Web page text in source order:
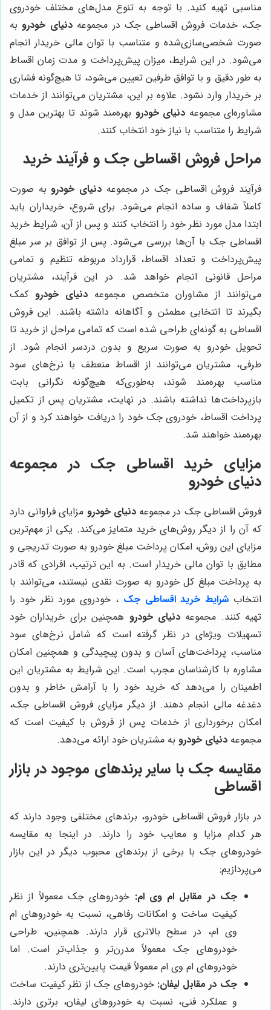
مناسبی تهیه کنید. با توجه به تنوع مدل‌های مختلف خودروی
جک، خدمات فروش اقساطی جک در مجموعهدنیای خودرو به
صورت شخصی‌سازی‌شده و متناسب با توان مالی خریدار انجام
می‌شود. در این شرایط، میزان پیش‌پرداخت و مدت زمان اقساط
به طور دقیق و با توافق طرفین تعیین می‌شود، تا هیچ‌گونه فشاری
بر خریدار وارد نشود. علاوه بر این، مشتریان می‌توانند از خدمات
مشاوره‌ای مجموعه دنیای خودرو بهره‌مند شوند تا بهترین مدل و
شرایط را متناسب با نیاز خود انتخاب کنند.
مراحل فروش اقساطی جک و فرآیند خرید
فرآیند فروش اقساطی جک در مجموعه دنیای خودروبه صورت
کاملاً شفاف و ساده انجام می‌شود. برای شروع، خریداران باید
ابتدا مدل مورد نظر خود را انتخاب کنند و پس از آن، شرایط خرید
اقساطی جک با آن‌ها بررسی می‌شود. پس از توافق بر سر مبلغ
پیش‌پرداخت و تعداد اقساط، قرارداد مربوطه تنظیم و تمامی
مراحل قانونی انجام خواهد شد. در این فرآیند، مشتریان
می‌توانند از مشاوران متخصص مجموعه دنیای خودروکمک
بگیرند تا انتخابی مطمئن و آگاهانه داشته باشند. این فروش
اقساطی به گونه‌ای طراحی شده است که تمامی مراحل از خرید تا
تحویل خودرو به صورت سریع و بدون دردسر انجام شود. از
طرفی، مشتریان می‌توانند از اقساط منعطف با نرخ‌های سود
مناسب بهره‌مند شوند، به‌طوری‌که هیچ‌گونه نگرانی بابت
بازپرداخت‌ها نداشته باشند. در نهایت، مشتریان پس از تکمیل
پرداخت اقساط، خودروی جک خود را دریافت خواهند کرد و از آن
بهره‌مند خواهند شد.
مزایای خرید اقساطی جک در مجموعه
دنیای خودرو
فروش اقساطی جک در مجموعهدنیای خودرو مزایای فراوانی دارد
که آن را از دیگر روش‌های خرید متمایز می‌کند. یکی از مهم‌ترین
مزایای این روش، امکان پرداخت مبلغ خودرو به صورت تدریجی و
مطابق با توان مالی خریدار است. به این ترتیب، افرادی که قادر
به پرداخت مبلغ کل خودرو به صورت نقدی نیستند، می‌توانند با
انتخاب شرایط خریداقساطی جک ، خودروی مورد نظر خود را
تهیه کنند. مجموعهدنیای خودرو همچنین برای خریداران خود
تسهیلات ویژه‌ای در نظر گرفته است که شامل نرخ‌های سود
مناسب، پرداخت‌های آسان و بدون پیچیدگی و همچنین امکان
مشاوره با کارشناسان مجرب است. این شرایط به مشتریان این
اطمینان را می‌دهد که خرید خود را با آرامش خاطر و بدون
دغدغه مالی انجام دهند. از دیگر مزایای فروش اقساطی جک،
امکان برخورداری از خدمات پس از فروش با کیفیت است که
مجموعه دنیای خودرو به مشتریان خود ارائه می‌دهد.
مقایسه جک با سایر برندهای موجود در بازار
اقساطی
در بازار فروش اقساطی خودرو، برندهای مختلفی وجود دارند که
هر کدام مزایا و معایب خود را دارند. در اینجا به مقایسه
خودروهای جک با برخی از برندهای محبوب دیگر در این بازار
می‌پردازیم:
جک در مقابل ام وی ام: خودروهای جک معمولاً از نظر
کیفیت ساخت و امکانات رفاهی، نسبت به خودروهای ام
وی ام، در سطح بالاتری قرار دارند. همچنین، طراحی
خودروهای جک معمولاً مدرن‌تر و جذاب‌تر است. اما
خودروهای ام وی ام معمولاً قیمت پایین‌تری دارند.
جک در مقابل لیفان: خودروهای جک از نظر کیفیت ساخت
و عملکرد فنی، نسبت به خودروهای لیفان، برتری دارند.